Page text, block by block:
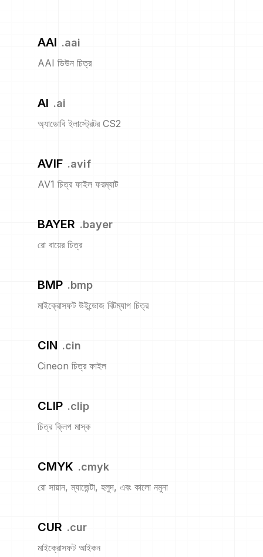
AAI .aai
AAI ডিউন চিত্র
AI .ai
অ্যাডোবি ইলাস্ট্রেটর CS2
AVIF .avif
AV1 চিত্র ফাইল ফরম্যাট
BAYER .bayer
রো বায়ের চিত্র
BMP .bmp
মাইক্রোসফট উইন্ডোজ বিটম্যাপ চিত্র
CIN .cin
Cineon চিত্র ফাইল
CLIP .clip
চিত্র ক্লিপ মাস্ক
CMYK .cmyk
রো সায়ান, ম্যাজেন্টা, হলুদ, এবং কালো নমুনা
CUR .cur
মাইক্রোসফট আইকন